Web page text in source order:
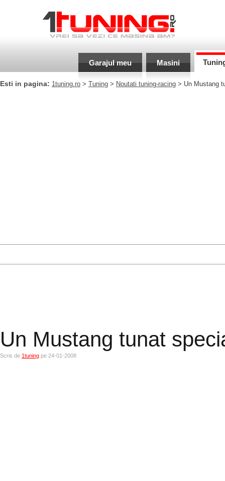
Garajul meu Masini
Esti in pagina: 1tuning.ro > Tuning > Noutati tuning-racing > Un Mustang
Un Mustang tunat
Scris de 1tuning pe 24-01-2008